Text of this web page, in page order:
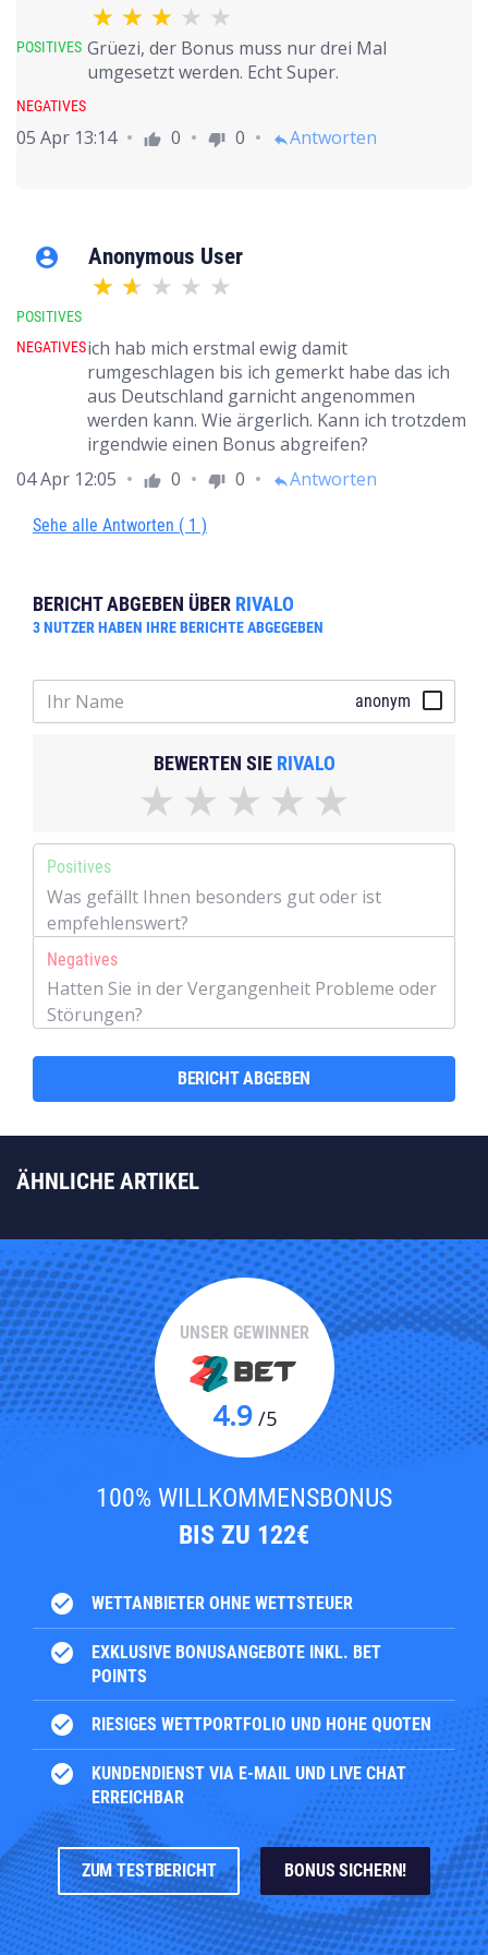
POSITIVES Grüezi, der Bonus muss nur drei Mal
umgesetzt werden. Echt Super.
NEGATIVES
05 Apr 13:14 thumb_up 0 thumb_down 0 replyAntworten
account_circle Anonymous User
POSITIVES
NEGATIVESich hab mich erstmal ewig damit
rumgeschlagen bis ich gemerkt habe das ich
aus Deutschland garnicht angenommen
werden kann. Wie ärgerlich. Kann ich trotzdem
irgendwie einen Bonus abgreifen?
04 Apr 12:05
thumb_up 0 thumb_down 0 replyAntworten
Sehe alle Antworten ( 1 )
BERICHT ABGEBEN ÜBER RIVALO
3NUTZER HABEN IHRE BERICHTE ABGEGEBEN
anonym
BEWERTEN SIE RIVALO
Positives
Negatives
BERICHT ABGEBEN
ÄHNLICHE ARTIKEL
UNSER GEWINNER
4.9/5
100% WILLKOMMENSBONUS
BIS ZU 122€
check_circle WETTANBIETER OHNE WETTSTEUER
check_circle
EXKLUSIVE BONUSANGEBOTE INKL. BET
POINTS
check_circle RIESIGES WETTPORTFOLIO UND HOHE QUOTEN
check_circle
KUNDENDIENST VIA E-MAIL UND LIVE CHAT
ERREICHBAR
ZUM TESTBERICHT BONUS SICHERN!